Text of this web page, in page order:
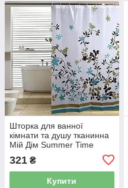
Шторка для ванної
кімнати та душу тканинна
Мій Дім Summer Time
321 ₴
Купити